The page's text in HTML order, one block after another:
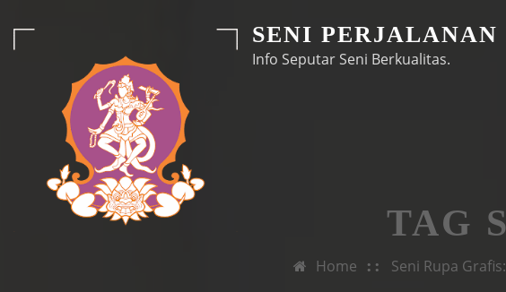
SENI
Info Seputar Seni Berkualitas.
TAG
Home Seni Rupa